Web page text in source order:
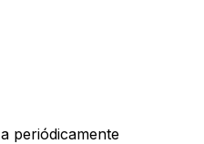
periódicamente